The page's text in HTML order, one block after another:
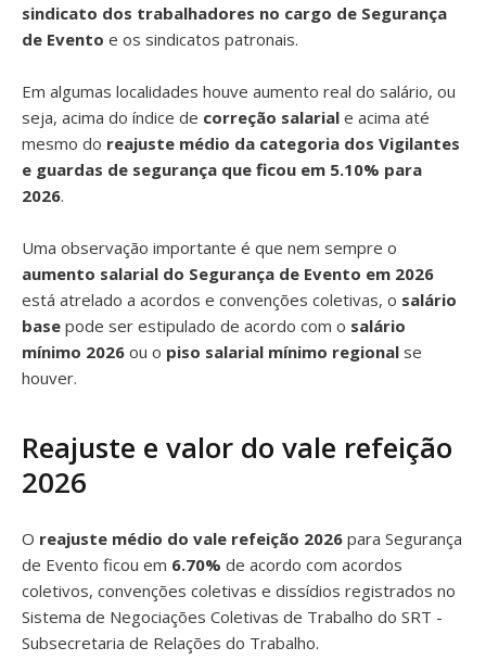
sindicato dos trabalhadores no cargo de Segurança
de Evento e os sindicatos patronais.
Em algumas localidades houve aumento real do salário, ou
seja, acima do índice de correção salarial e acima até
mesmo do reajuste médio da categoria dos Vigilantes
e guardas de segurança que ficou em 5.10% para
2026.
Uma observação importante é que nem sempre o
aumento salarial do Segurança de Evento em 2026
está atrelado a acordos e convenções coletivas, o salário
base pode ser estipulado de acordo com o salário
mínimo 2026 ou o piso salarial mínimo regional se
houver.
Reajuste e valor do vale refeição
2026
O reajuste médio do vale refeição 2026 para Segurança
de Evento ficou em 6.70% de acordo com acordos
coletivos, convenções coletivas e dissídios registrados no
Sistema de Negociações Coletivas de Trabalho do SRT -
Subsecretaria de Relações do Trabalho.